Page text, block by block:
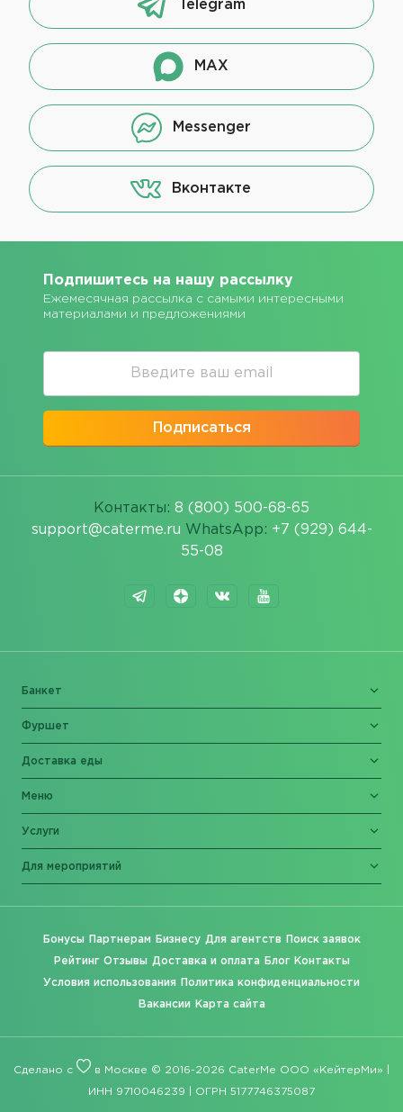
Telegram
MAX
Messenger
Вконтакте
Подпишитесь на нашу рассылку
Ежемесячная рассылка с самыми интересными
материалами и предложениями
Подписаться
Контакты: 8 (800) 500-68-65
support@caterme.ru WhatsApp: +7 (929) 644-
55-08
Банкет
Фуршет
Доставка еды
Меню
Услуги
Для мероприятий
Бонусы Партнерам Бизнесу Для агентств Поиск заявок
Рейтинг Отзывы Доставка и оплата Блог Контакты
Условия использования Политика конфиденциальности
Вакансии Карта сайта
Сделано с в Москве © 2016-2026 CaterMe ООО «КейтерМи» |
ИНН 9710046239 | ОГРН 5177746375087